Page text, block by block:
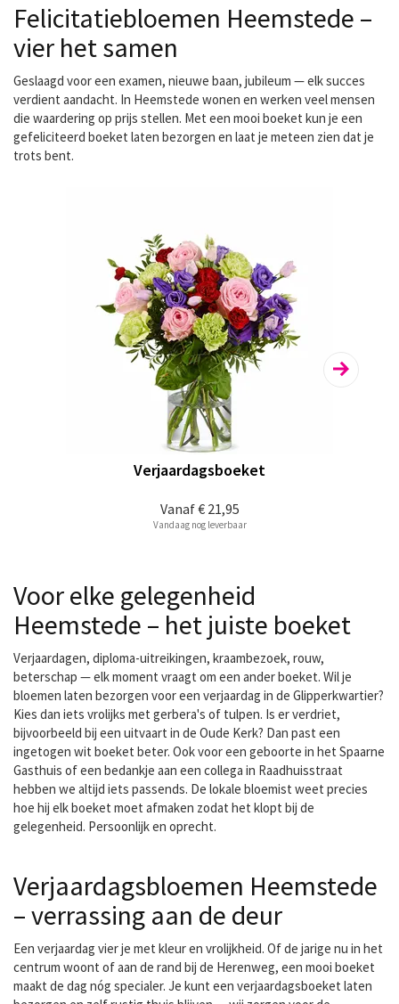
Felicitatiebloemen Heemstede –
vier het samen
Geslaagd voor een examen, nieuwe baan, jubileum — elk succes
verdient aandacht. In Heemstede wonen en werken veel mensen
die waardering op prijs stellen. Met een mooi boeket kun je een
gefeliciteerd boeket laten bezorgen en laat je meteen zien dat je
trots bent.
Vanaf€ 21,95
Verjaardagsboeket
Vandaag nog leverbaar
Voor elke gelegenheid
Heemstede – het juiste boeket
Verjaardagen, diploma-uitreikingen, kraambezoek, rouw,
beterschap — elk moment vraagt om een ander boeket. Wil je
bloemen laten bezorgen voor een verjaardag in de Glipperkwartier?
Kies dan iets vrolijks met gerbera's of tulpen. Is er verdriet,
bijvoorbeeld bij een uitvaart in de Oude Kerk? Dan past een
ingetogen wit boeket beter. Ook voor een geboorte in het Spaarne
Gasthuis of een bedankje aan een collega in Raadhuisstraat
hebben we altijd iets passends. De lokale bloemist weet precies
hoe hij elk boeket moet afmaken zodat het klopt bij de
gelegenheid. Persoonlijk en oprecht.
Verjaardagsbloemen Heemstede
– verrassing aan de deur
Een verjaardag vier je met kleur en vrolijkheid. Of de jarige nu in het
centrum woont of aan de rand bij de Herenweg, een mooi boeket
maakt de dag nóg specialer. Je kunt een verjaardagsboeket laten